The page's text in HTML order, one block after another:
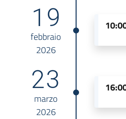
19
febbraio
2026
23
marzo
2026